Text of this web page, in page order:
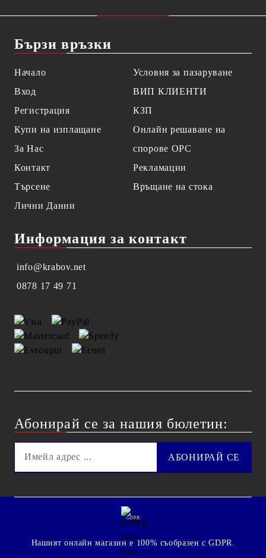
Бързи връзки
Начало
Вход
Регистрация
Купи на изплащане
За Нас
Контакт
Търсене
Лични Данни
Условия за пазаруване
ВИП КЛИЕНТИ
КЗП
Онлайн решаване на
спорове OPC
Рекламации
Връщане на стока
Информация за контакт
info@krabov.net
0878 17 49 71
Абонирай се за нашия бюлетин:
GDPR
Нашият онлайн магазин е 100% съобразен с GDPR.